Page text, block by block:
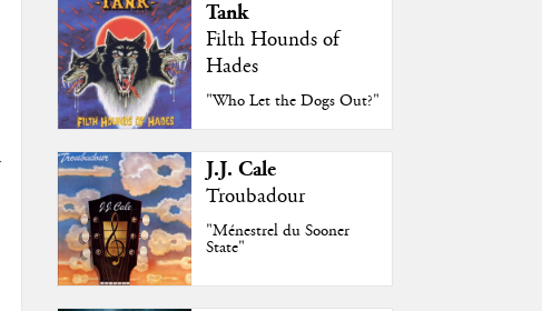
Tank
Filth Hounds of
Hades
"Who Let the Dogs Out?"
J.J. Cale
Troubadour
"Ménestrel du Sooner
State"